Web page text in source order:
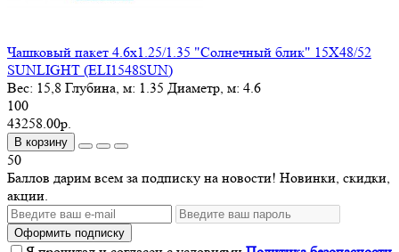
Чашковый пакет 4.6х1.25/1.35 "Солнечный блик" 15X48/52
SUNLIGHT (ELI1548SUN)
Вес: 15,8 Глубина, м: 1.35 Диаметр, м: 4.6
100
43258.00р.
В корзину
50
Баллов дарим всем за подписку на новости! Новинки, скидки,
акции.
Оформить подписку